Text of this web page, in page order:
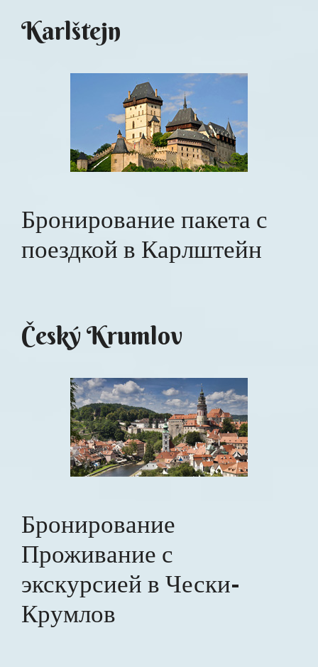
Karlštejn
Бронирование пакета с
поездкой в Карлштейн
Český Krumlov
Бронирование
Проживание с
экскурсией в Чески-
Крумлов